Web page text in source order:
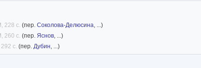
228 с. (пер. Соколова-Делюсина, ...)
260 с. (пер. Яснов, ...)
с. (пер. Дубин, ...)